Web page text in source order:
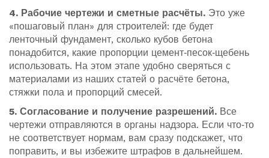
4. Рабочие чертежи и сметные расчёты. Это уже
«пошаговый план» для строителей: где будет
ленточный фундамент, сколько кубов бетона
понадобится, какие пропорции цемент‑песок‑щебень
использовать. На этом этапе удобно сверяться с
материалами из наших статей о расчёте бетона,
стяжки пола и пропорций смесей.
5. Согласование и получение разрешений. Все
чертежи отправляются в органы надзора. Если что‑то
не соответствует нормам, вам сразу подскажет, что
поправить, и вы избежите штрафов в дальнейшем.